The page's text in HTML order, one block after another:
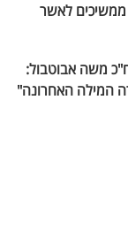
לאשר
משה אבוטבול:
המילה האחרונה"